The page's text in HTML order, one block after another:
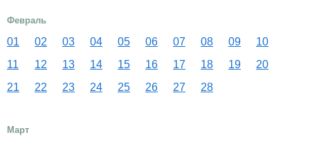
Февраль
01 02 03 04 05 06 07 08 09
10
11
12 13 14 15 16 17 18 19
20
21
22 23 24 25 26 27 28
Март